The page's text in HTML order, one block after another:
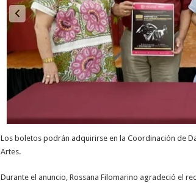
Los boletos podrán adquirirse en la Coordinación de
Artes.
Durante el anuncio, Rossana Filomarino agradeció el